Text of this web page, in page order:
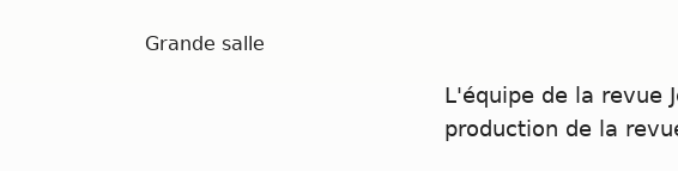
L'équipe de la revue
production de la
Grande salle